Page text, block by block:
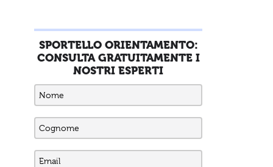
SPORTELLO ORIENTAMENTO:
CONSULTA GRATUITAMENTE I
NOSTRI ESPERTI